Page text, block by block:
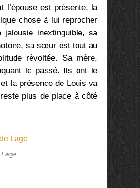
l’épouse est présente, la
chose à lui reprocher
inextinguible, sa
sa sœur est tout au
révoltée. Sa mère,
le passé. Ils ont le
la présence de Louis va
plus de place à côté